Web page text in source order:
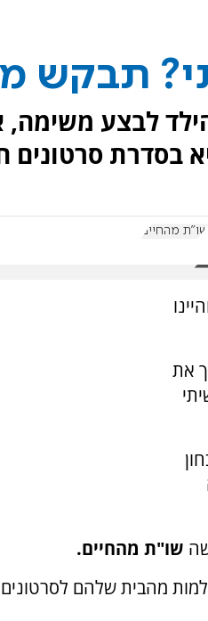
תבקש
לבצע משימה,
בסדרת סרטונים
שו"ת מהחיים
את
שו"ת מהחיים.
מהבית שלהם